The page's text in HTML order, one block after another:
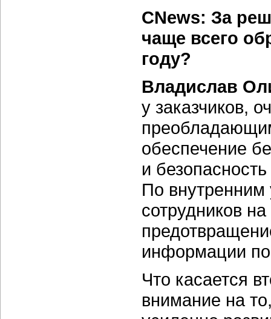
CNews: За
чаще всего
году?
Владислав
у заказчиков,
обеспечение
и
По внутренним
сотрудников
информации
Что касается
внимание на